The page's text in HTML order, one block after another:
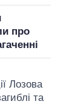
про
Лозова
та